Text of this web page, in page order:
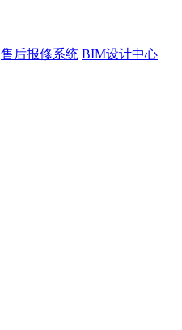
售后报修系统 BIM设计中心